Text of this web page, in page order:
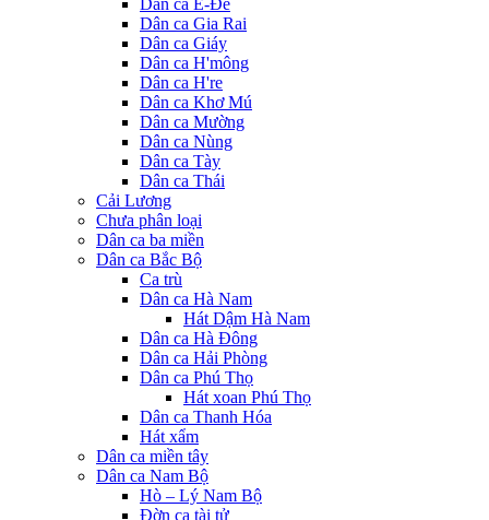
Dân ca Ê-Đê
Dân ca Gia Rai
Dân ca Giáy
Dân ca H'mông
Dân ca H're
Dân ca Khơ Mú
Dân ca Mường
Dân ca Nùng
Dân ca Tày
Dân ca Thái
Cải Lương
Chưa phân loại
Dân ca ba miền
Dân ca Bắc Bộ
Ca trù
Dân ca Hà Nam
Hát Dậm Hà Nam
Dân ca Hà Đông
Dân ca Hải Phòng
Dân ca Phú Thọ
Hát xoan Phú Thọ
Dân ca Thanh Hóa
Hát xẩm
Dân ca miền tây
Dân ca Nam Bộ
Hò – Lý Nam Bộ
Đờn ca tài tử